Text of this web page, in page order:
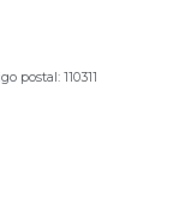
postal: 110311